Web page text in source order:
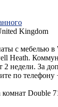
Kingdom
с мебелью в
Heath.
недели. За
по телефону
комнат Double